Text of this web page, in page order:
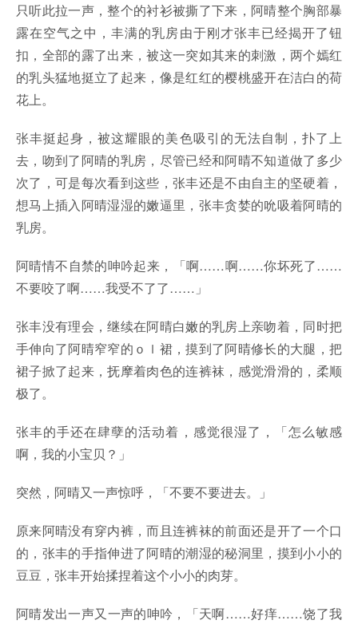
只听此拉一声，整个的衬衫被撕了下来，阿晴整个胸部暴
露在空气之中，丰满的乳房由于刚才张丰已经揭开了钮
扣，全部的露了出来，被这一突如其来的刺激，两个嫣红
的乳头猛地挺立了起来，像是红红的樱桃盛开在洁白的荷
花上。
张丰挺起身，被这耀眼的美色吸引的无法自制，扑了上
去，吻到了阿晴的乳房，尽管已经和阿晴不知道做了多少
次了，可是每次看到这些，张丰还是不由自主的坚硬着，
想马上插入阿晴湿湿的嫩逼里，张丰贪婪的吮吸着阿晴的
乳房。
阿晴情不自禁的呻吟起来，「啊……啊……你坏死了……
不要咬了啊……我受不了了……」
张丰没有理会，继续在阿晴白嫩的乳房上亲吻着，同时把
手伸向了阿晴窄窄的ｏｌ裙，摸到了阿晴修长的大腿，把
裙子掀了起来，抚摩着肉色的连裤袜，感觉滑滑的，柔顺
极了。
张丰的手还在肆孽的活动着，感觉很湿了，「怎么敏感
啊，我的小宝贝？」
突然，阿晴又一声惊呼，「不要不要进去。」
原来阿晴没有穿内裤，而且连裤袜的前面还是开了一个口
的，张丰的手指伸进了阿晴的潮湿的秘洞里，摸到小小的
豆豆，张丰开始揉捏着这个小小的肉芽。
阿晴发出一声又一声的呻吟，「天啊……好痒……饶了我